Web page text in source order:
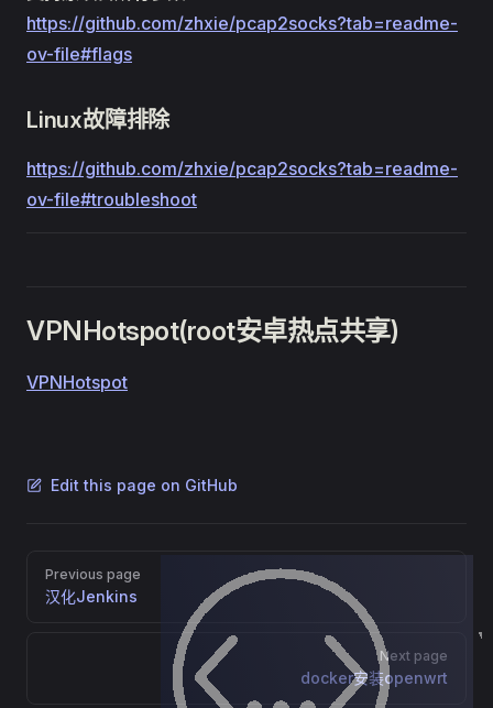
https://github.com/zhxie/pcap2socks?tab=readme-
ov-file#flags
Linux故障排除
https://github.com/zhxie/pcap2socks?tab=readme-
ov-file#troubleshoot
VPNHotspot(root安卓热点共享)
VPNHotspot
Edit this page on GitHub
Pager
Previous page
汉化Jenkins
Next page
docker安装openwrt